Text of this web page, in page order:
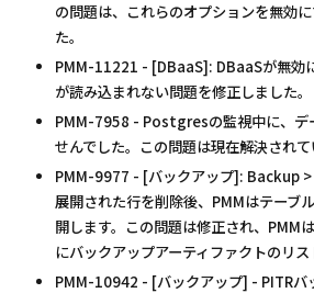
の問題は、これらのオプションを無効
た。
PMM-11221 - [DBaaS]: DBaaSが無効
が読み込まれない問題を修正しました。
PMM-7958 - Postgresの監視中に、デ
せんでした。この問題は現在解決されて
PMM-9977 - [バックアップ]: Backup
展開された行を削除後、PMMはテーブ
開します。この問題は修正され、PMM
にバックアップアーティファクトのリス
PMM-10942 - [バックアップ] - PITRバ